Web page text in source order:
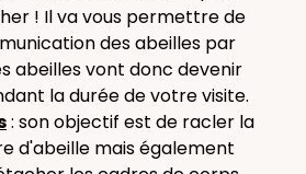
! Il va vous permettre de
des abeilles par
abeilles vont donc devenir
la durée de votre visite.
: son objectif est de racler la
d'abeille mais également